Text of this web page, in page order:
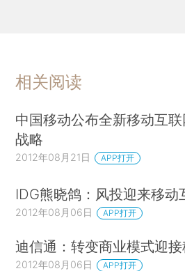
相关阅读
中国移动公布全新移动互联
战略
2012年08月21日 APP打开
IDG熊晓鸽：风投迎来移动
2012年08月06日 APP打开
迪信通：转变商业模式迎
2012年08月06日 APP打开